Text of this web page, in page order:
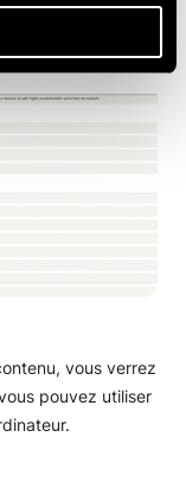
Extend.
vous verrez
pouvez utiliser